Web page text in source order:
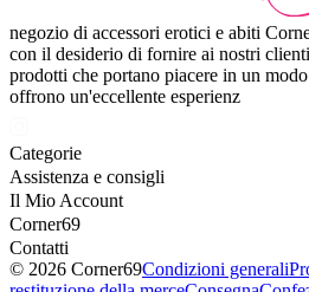
negozio di accessori erotici e abiti
con il desiderio di fornire ai nostri
prodotti che portano piacere in un
offrono un'eccellente esperienz
Categorie
Assistenza e consigli
Il Mio Account
Corner69
Contatti
© 2026 Corner69Condizioni generali